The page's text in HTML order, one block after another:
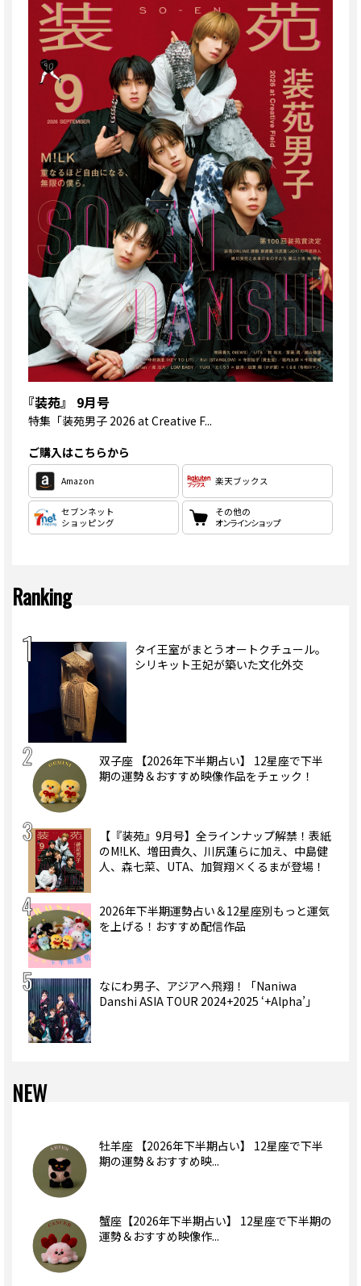
『装苑』 9月号
特集 「装苑男子 2026 at Creative F...
ご購入はこちらから
Amazon 楽天ブックス
セブンネット
ショッピング
その他の
オンラインショップ
Ranking
タイ王室がまとうオートクチュール。
シリキット王妃が築いた文化外交
双子座 【2026年下半期占い】 12星座で下半
期の運勢＆おすすめ映像作品をチェック！
【『装苑』9月号】全ラインナップ解禁！表紙
のM!LK、増田貴久、川尻蓮らに加え、中島健
人、森七菜、UTA、加賀翔×くるまが登場！
2026年下半期運勢占い＆12星座別もっと運気
を上げる！おすすめ配信作品
なにわ男子、アジアへ飛翔！「Naniwa
Danshi ASIA TOUR 2024+2025 ‘+Alpha’」
NEW
牡羊座 【2026年下半期占い】 12星座で下半
期の運勢＆おすすめ映...
蟹座【2026年下半期占い】 12星座で下半期の
運勢＆おすすめ映像作...